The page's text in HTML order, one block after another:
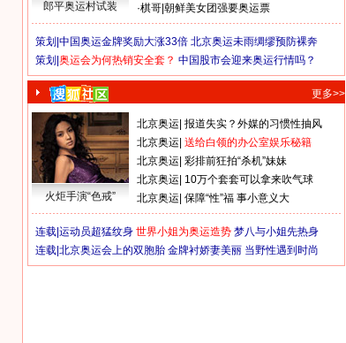
郎平奥运村试装
·棋哥 朝鲜美女团强要奥运票
策划| 中国奥运金牌奖励大涨33倍 北京奥运未雨绸缪预防裸奔
策划| 奥运会为何热销安全套？ 中国股市会迎来奥运行情吗？
更多>>
火炬手演“色戒”
北京奥运 报道失实？外媒的习惯性抽风
北京奥运 送给白领的办公室娱乐秘籍
北京奥运 彩排前狂拍“杀机”妹妹
北京奥运 10万个套套可以拿来吹气球
北京奥运 保障“性”福 事小意义大
连载| 运动员超猛纹身 世界小姐为奥运造势 梦八与小姐先热身
连载| 北京奥运会上的双胞胎 金牌衬娇妻美丽 当野性遇到时尚